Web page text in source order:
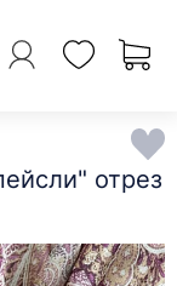
отрез